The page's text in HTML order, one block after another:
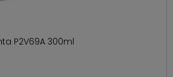
P2V69A 300ml